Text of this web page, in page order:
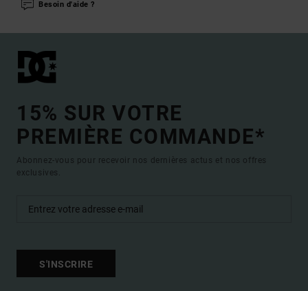
Besoin d'aide ?
15% SUR VOTRE
PREMIÈRE COMMANDE*
Abonnez-vous pour recevoir nos dernières actus et nos offres
exclusives.
S'INSCRIRE